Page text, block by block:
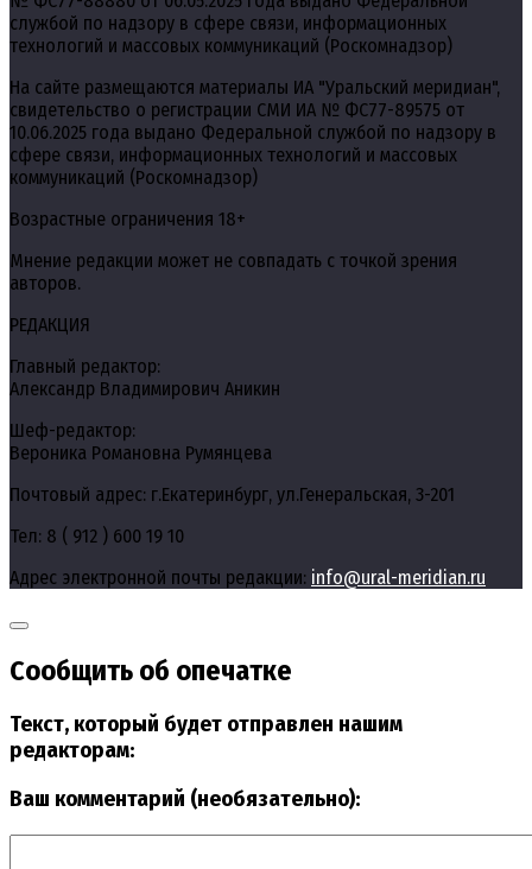
службой по надзору в сфере связи, информационных
технологий и массовых коммуникаций (Роскомнадзор)
На сайте размещаются материалы ИА "Уральский меридиан",
свидетельство о регистрации СМИ ИА № ФС77-89575 от
10.06.2025 года выдано Федеральной службой по надзору в
сфере связи, информационных технологий и массовых
коммуникаций (Роскомнадзор)
Возрастные ограничения 18+
Мнение редакции может не совпадать с точкой зрения
авторов.
РЕДАКЦИЯ
Главный редактор:
Александр Владимирович Аникин
Шеф-редактор:
Вероника Романовна Румянцева
Почтовый адрес: г.Екатеринбург, ул.Генеральская, 3-201
Тел: 8 ( 912 ) 600 19 10
Адрес электронной почты редакции: info@ural-meridian.ru
Сообщить об опечатке
Текст, который будет отправлен нашим
редакторам:
Ваш комментарий (необязательно):